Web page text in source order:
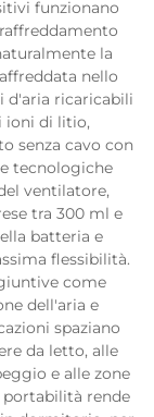
funzionano
la
nello
d'aria ricaricabili
ioni di litio,
senza cavo con
tecnologiche
ventilatore,
tra 300 ml e
batteria e
flessibilità.
come
dell'aria e
spaziano
da letto, alle
e alle zone
rende